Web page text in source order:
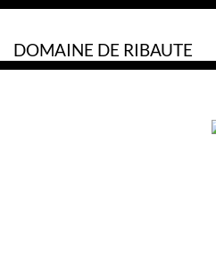
https://domaine-de-ribaute.fr/wp-
DOMAINE DE RIBAUTE